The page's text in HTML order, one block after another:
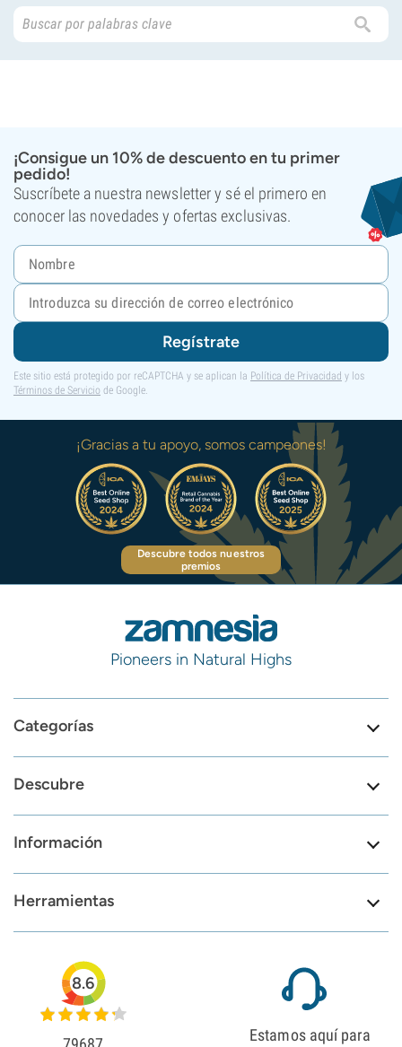
¡Consigue un 10% de descuento en tu primer
pedido!
Suscríbete a nuestra newsletter y sé el primero en
conocer las novedades y ofertas exclusivas.
Regístrate
Este sitio está protegido por reCAPTCHA y se aplican la Política de Privacidad y los
Términos de Servicio de Google.
¡Gracias a tu apoyo, somos campeones!
Descubre todos nuestros
premios
Pioneers in Natural Highs
Categorías
Descubre
Información
Herramientas
8.6
Estamos aquí para